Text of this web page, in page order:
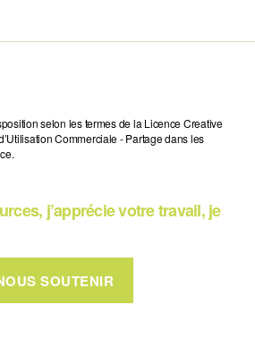
selon les termes de la Licence Creative
Commerciale - Partage dans les
j’apprécie votre travail, je
SOUTENIR